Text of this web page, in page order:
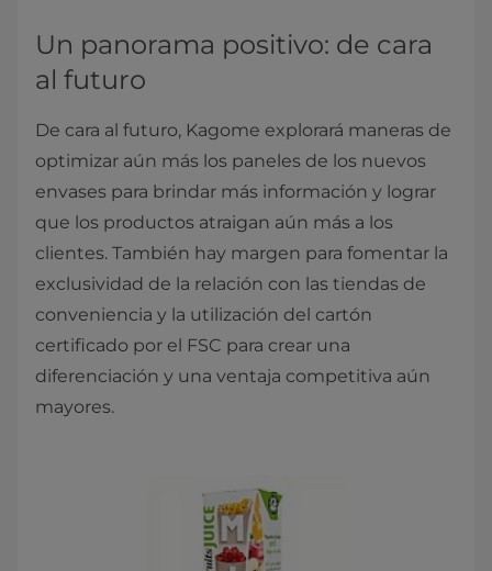
Un panorama positivo: de cara
al futuro
De cara al futuro, Kagome explorará maneras de
optimizar aún más los paneles de los nuevos
envases para brindar más información y lograr
que los productos atraigan aún más a los
clientes. También hay margen para fomentar la
exclusividad de la relación con las tiendas de
conveniencia y la utilización del cartón
certificado por el FSC para crear una
diferenciación y una ventaja competitiva aún
mayores.